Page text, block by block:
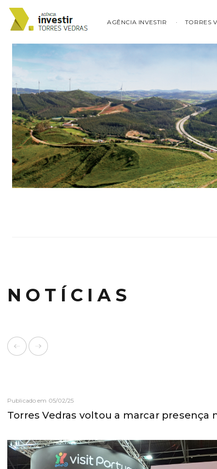
AGÊNCIA INVESTIR TORRES
NOTÍCIAS
Publicado em 05/02/25
Torres Vedras voltou a marcar presença